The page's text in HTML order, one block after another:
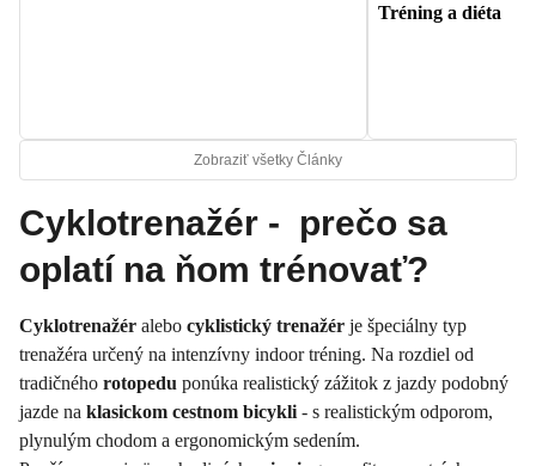
Tréning a diéta
Zobraziť všetky Články
Cyklotrenažér - prečo sa
oplatí na ňom trénovať?
Cyklotrenažér alebo cyklistický trenažér je špeciálny typ
trenažéra určený na intenzívny indoor tréning. Na rozdiel od
tradičného rotopedu ponúka realistický zážitok z jazdy podobný
jazde na klasickom cestnom bicykli - s realistickým odporom,
plynulým chodom a ergonomickým sedením.